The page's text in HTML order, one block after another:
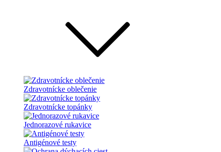
Zdravotnícke oblečenie
Zdravotnícke topánky
Jednorazové rukavice
Antigénové testy